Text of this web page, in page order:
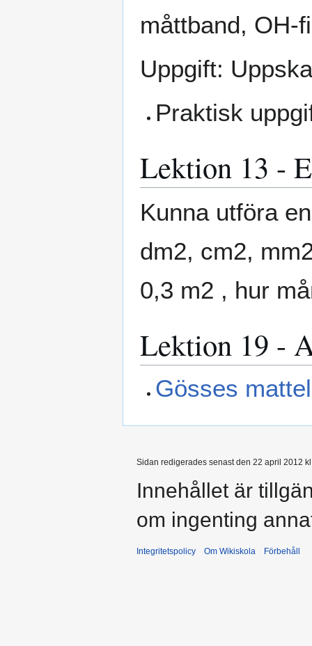
måttband, OH-
Uppgift:
Praktisk
Lektion 13 -
Kunna utföra
dm2, cm2,
0,3 m2 , hur
Lektion 19 -
Gösses
Sidan redigerades senast den 22 april 2012
Innehållet är
om ingenting
Integritetspolicy Om Wikiskola Förbehåll